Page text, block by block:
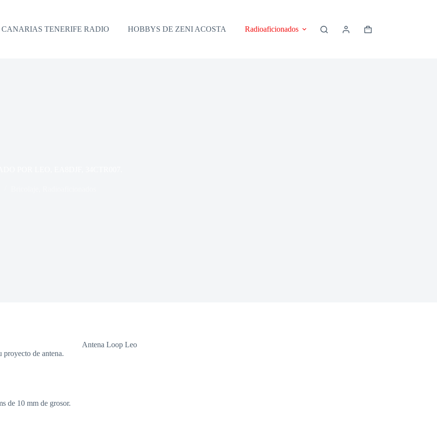
CANARIAS TENERIFE RADIO HOBBYS DE ZENI ACOSTA Radioaficionados POLÍTICAS DE
Shopping
Antena Loop Leo
de antena.
de 10 mm de grosor.